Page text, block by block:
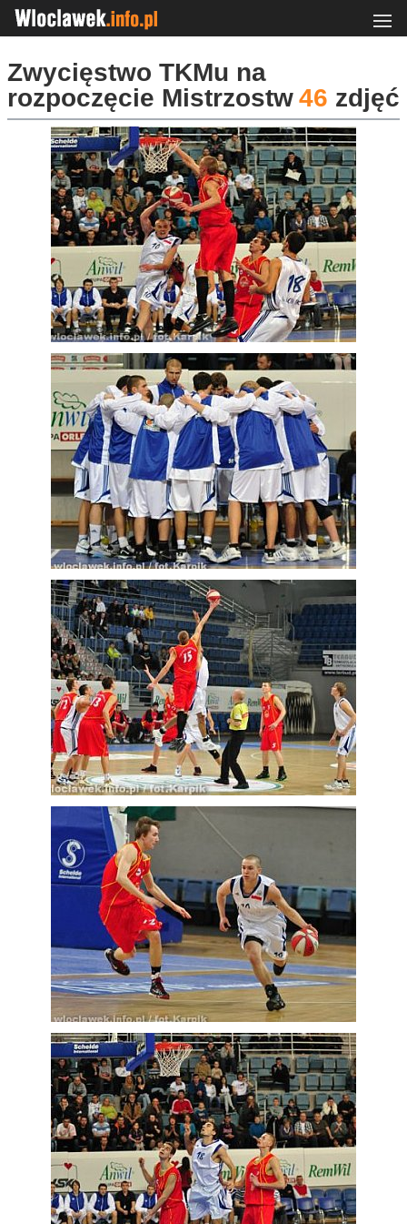
Zwycięstwo TKMu na
rozpoczęcie Mistrzostw46 zdjęć